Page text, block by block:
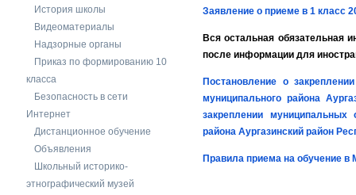
История школы
Видеоматериалы
Надзорные органы
Приказ по формированию 10
класса
Безопасность в сети
Интернет
Дистанционное обучение
Объявления
Школьный историко-
этнографический музей
Заявление о приеме в 1 класс
Вся остальная обязательная
после информации для
Постановление о
муниципального района
закреплении муниципальных
района Аургазинский район
Правила приема на обучение